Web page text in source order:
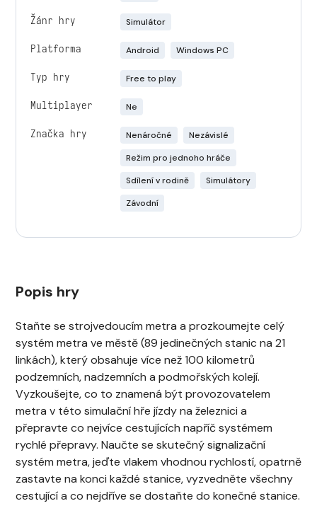
Žánr hry Simulátor
Platforma Android Windows PC
Typ hry Free to play
Multiplayer Ne
Značka hry Nenáročné
Nezávislé
Režim pro jednoho hráče
Sdílení v rodině
Simulátory
Závodní
Popis hry
Staňte se strojvedoucím metra a prozkoumejte celý
systém metra ve městě (89 jedinečných stanic na 21
linkách), který obsahuje více než 100 kilometrů
podzemních, nadzemních a podmořských kolejí.
Vyzkoušejte, co to znamená být provozovatelem
metra v této simulační hře jízdy na železnici a
přepravte co nejvíce cestujících napříč systémem
rychlé přepravy. Naučte se skutečný signalizační
systém metra, jeďte vlakem vhodnou rychlostí, opatrně
zastavte na konci každé stanice, vyzvedněte všechny
cestující a co nejdříve se dostaňte do konečné stanice.